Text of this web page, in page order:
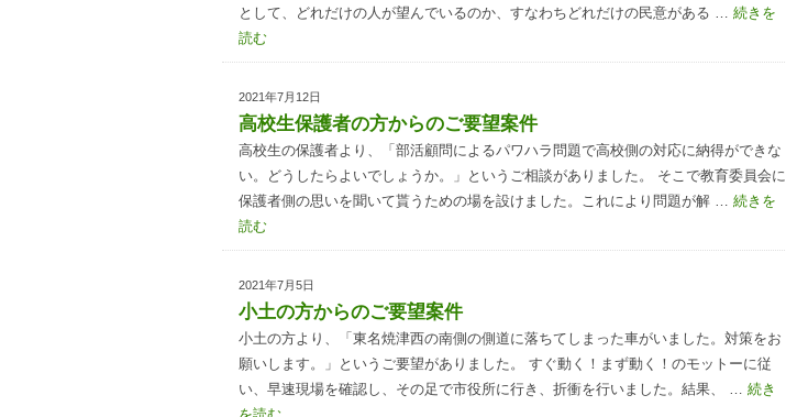
として、どれだけの人が望んでいるのか、すなわちどれだけの民意がある … 続きを
読む
2021年7月12日
高校生保護者の方からのご要望案件
高校生の保護者より、「部活顧問によるパワハラ問題で高校側の対応に納得ができな
い。どうしたらよいでしょうか。」というご相談がありました。 そこで教育委員会に
保護者側の思いを聞いて貰うための場を設けました。これにより問題が解 … 続きを
読む
2021年7月5日
小土の方からのご要望案件
小土の方より、「東名焼津西の南側の側道に落ちてしまった車がいました。対策をお
願いします。」というご要望がありました。 すぐ動く！まず動く！のモットーに従
い、早速現場を確認し、その足で市役所に行き、折衝を行いました。結果、 … 続き